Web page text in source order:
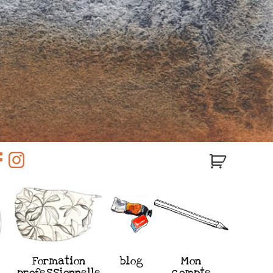
Formation
blog
Mon